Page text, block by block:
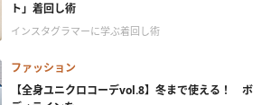
ト」着回し術
インスタグラマーに学ぶ着回し術
ファッション
【全身ユニクロコーデvol.8】冬まで使える！ ボ